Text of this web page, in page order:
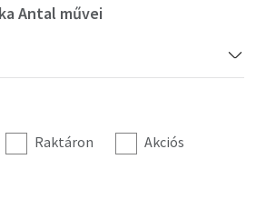
Antal művei
Raktáron Akciós